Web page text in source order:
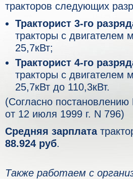
тракторов следующих
Тракторист 3-го
тракторы с двигателем
25,7кВт;
Тракторист 4-го
тракторы с двигателем
25,7кВт до 110,3кВт.
(Согласно
от 12 июля 1999 г. N 796)
Средняя зарплата
88.924 руб.
Также работаем с